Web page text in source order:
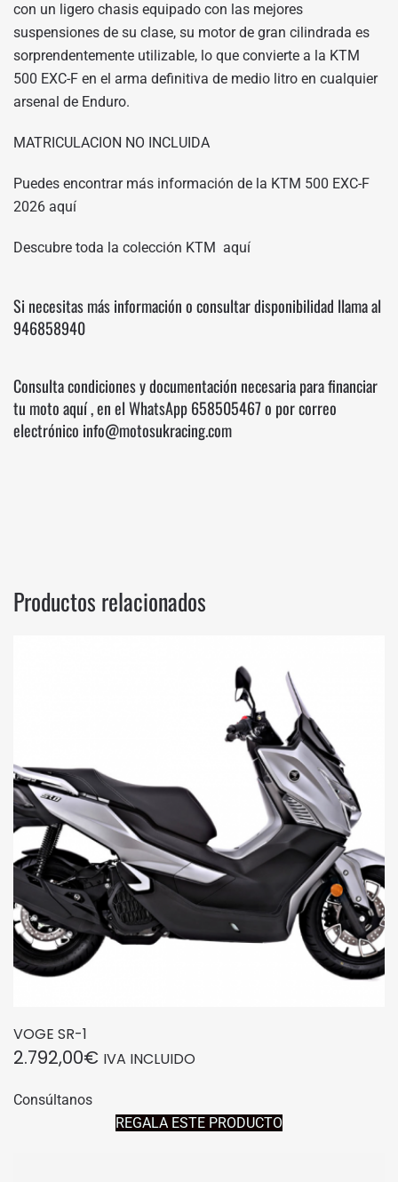
con un ligero chasis equipado con las mejores
suspensiones de su clase, su motor de gran cilindrada es
sorprendentemente utilizable, lo que convierte a la KTM
500 EXC-F en el arma definitiva de medio litro en cualquier
arsenal de Enduro.
MATRICULACION NO INCLUIDA
Puedes encontrar más información de la KTM 500 EXC-F
2026 aquí
Descubre toda la colección KTM aquí
Si necesitas más información o consultar disponibilidad llama al
946858940
Consulta condiciones y documentación necesaria para financiar
tu motoaquí, en el WhatsApp658505467o por correo
electrónico info@motosukracing.com
Productos relacionados
VOGE SR-1
2.792,00€ IVA INCLUIDO
Consúltanos
REGALA ESTE PRODUCTO